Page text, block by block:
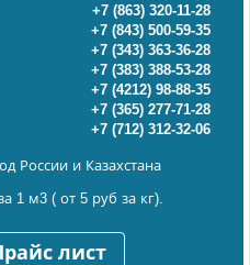
+7 (863) 320-11-28
+7 (843) 500-59-35
+7 (343) 363-36-28
+7 (383) 388-53-28
+7 (4212) 98-88-35
+7 (365) 277-71-28
+7 (712) 312-32-06
России и Казахстана
1 м3 ( от 5 руб за кг).
лист